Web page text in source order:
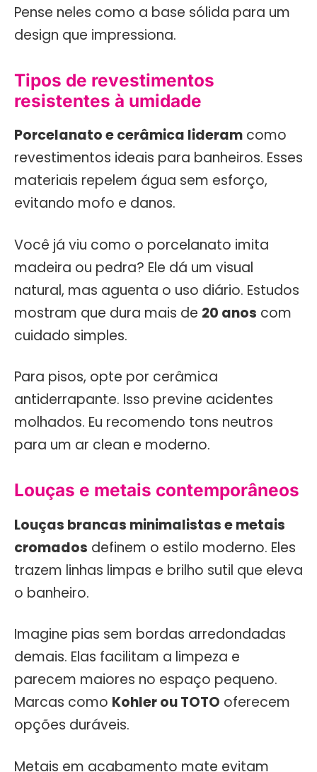
Pense neles como a base sólida para um
design que impressiona.
Tipos de revestimentos
resistentes à umidade
Porcelanato e cerâmica lideram como
revestimentos ideais para banheiros. Esses
materiais repelem água sem esforço,
evitando mofo e danos.
Você já viu como o porcelanato imita
madeira ou pedra? Ele dá um visual
natural, mas aguenta o uso diário. Estudos
mostram que dura mais de 20 anos com
cuidado simples.
Para pisos, opte por cerâmica
antiderrapante. Isso previne acidentes
molhados. Eu recomendo tons neutros
para um ar clean e moderno.
Louças e metais contemporâneos
Louças brancas minimalistas e metais
cromados definem o estilo moderno. Eles
trazem linhas limpas e brilho sutil que eleva
o banheiro.
Imagine pias sem bordas arredondadas
demais. Elas facilitam a limpeza e
parecem maiores no espaço pequeno.
Marcas como Kohler ou TOTO oferecem
opções duráveis.
Metais em acabamento mate evitam